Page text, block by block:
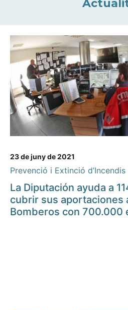
23 de juny de 2021
Prevenció i Extinció d’Incendis
La Diputación ayuda a
cubrir sus aportaciones
Bomberos con 700.000